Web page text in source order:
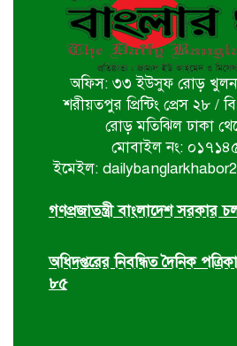
বাগেরহাট
পালিত হয়নি
খুলনায় ইমাম
চেহলুম পালিত
জুলাই সনদ
অফিস: ৩৩ ইউসুফ রোড় খুলনা
শরীয়তপুর প্রিন্টিং প্রেস ২৮ /
রোড় মতিঝিল ঢাকা
মোবাইল নং:
ইমেইল:
গণপ্রজাতন্ত্রী বাংলাদেশ সরকার
অধিদপ্তরের নিবন্ধিত দৈনিক
৮৫